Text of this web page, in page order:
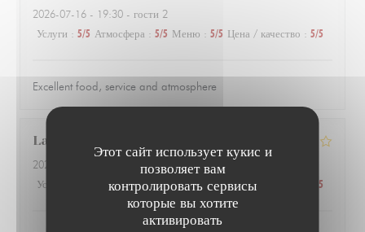
Этот сайт использует кукис и
позволяет вам
контролировать сервисы
которые вы хотите
активировать
2026-07-16 - 19:30 - гости 2
Услуги : 5/5 Атмосфера : 5/5 Меню : 5/5 Цена / качество : 5/5
Excellent food, service and atmosphere
Laurent
2026-07-13
- 19:30 - гости 1
Услуги
Атмосфера: 4/5 Меню: 3/5 Цена / качество /5